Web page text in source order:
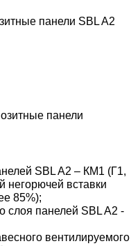
панели SBL A2
панели
SBL A2 – КМ1 (Г1,
негорючей вставки
85%);
слоя панелей SBL A2 -
вентилируемого